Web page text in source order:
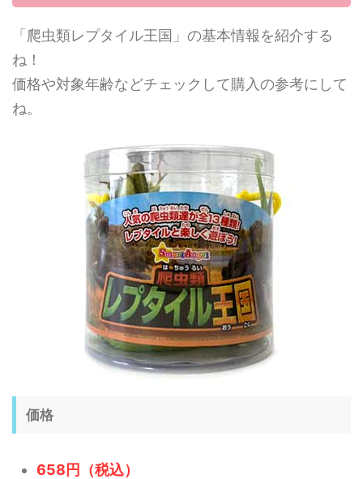
「爬虫類レプタイル王国」の基本情報を紹介する
ね！
価格や対象年齢などチェックして購入の参考にして
ね。
価格
658円（税込）